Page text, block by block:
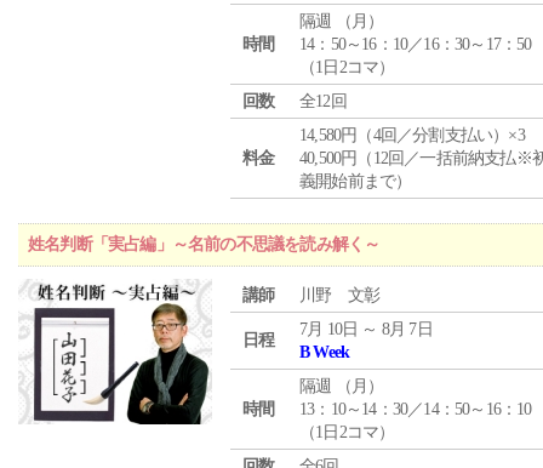
時間
隔週 （ 月 ）
14：50～16：10／16：30～17：50
（1日2コマ）
回数
全12回
料金
14,580円（4回／分割支払い）×3
40,500円（12回／一括前納支払※
義開始前まで）
姓名判断「実占編」～名前の不思議を読み解く～
講師 川野 文彰
日程
7月 10日 ～ 8月 7日
B Week
時間
隔週 （ 月 ）
13：10～14：30／14：50～16：10
（1日2コマ）